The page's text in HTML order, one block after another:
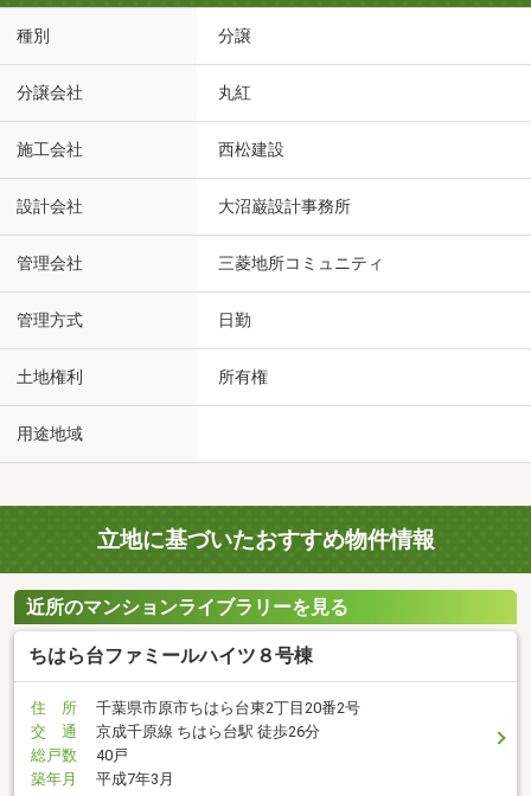
種別 分譲
分譲会社 丸紅
施工会社 西松建設
設計会社 大沼巌設計事務所
管理会社 三菱地所コミュニティ
管理方式 日勤
土地権利 所有権
用途地域
立地に基づいたおすすめ物件情報
近所のマンションライブラリーを見る
ちはら台ファミールハイツ８号棟
住 所
千葉県市原市ちはら台東2丁目20番2号
交 通
京成千原線 ちはら台駅 徒歩26分
総戸数
40戸
築年月
平成7年3月